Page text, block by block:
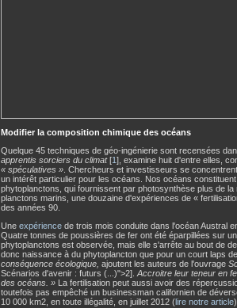
Modifier la composition chimique des océans
Quelque 45 techniques de géo-ingénierie sont recensées
apprentis sorciers du climat[1], examine huit d'entre elles,
« spéculatives » . Chercheurs et investisseurs se
un intérêt particulier pour les océans. Nos océans
phytoplanctons, qui fournissent par photosynthèse plus de
planctons marins, une douzaine d'expériences de «
des années 90.
Une expérience de trois mois conduite dans l'océan Austral
Quatre tonnes de poussières de fer ont été éparpillées sur
phytoplanctons est observée, mais elle s'arrête au bout de
donc naissance à du phytoplancton que pour un court laps
conséquence écologique, ajoutent les auteurs de l'ouvrage
Scénarios d'avenir : futurs (...)">2]. Accroitre leur teneur en
des océans. » La fertilisation peut aussi avoir des
toutefois pas empêché un businessman californien de
10 000 km2, en toute illégalité, en juillet 2012 (lire notre article).